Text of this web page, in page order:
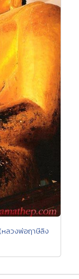
ลวงพ่อฤาษีลิง